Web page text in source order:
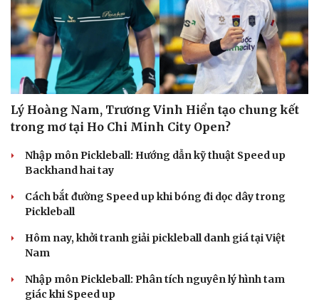
Lý Hoàng Nam, Trương Vinh Hiển tạo chung kết
trong mơ tại Ho Chi Minh City Open?
Nhập môn Pickleball: Hướng dẫn kỹ thuật Speed up
Backhand hai tay
Cách bắt đường Speed up khi bóng đi dọc dây trong
Pickleball
Hôm nay, khởi tranh giải pickleball danh giá tại Việt
Nam
Nhập môn Pickleball: Phân tích nguyên lý hình tam
giác khi Speed up